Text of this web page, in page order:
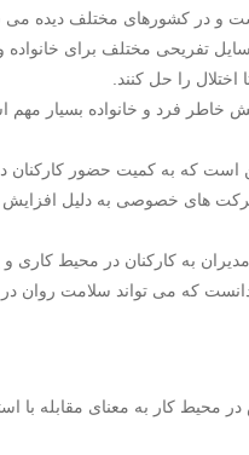
و در کشورهای مختلف دیده می
تفریحی مختلف برای خانواده
اختلال را حل کنند.
فرد و خانواده بسیار مهم
است که به کمیت حضور
های خصوصی به دلیل
به کارکنان در محیط کاری و
دانست که می تواند سلامت روان
محیط کار به معنای مقابله با